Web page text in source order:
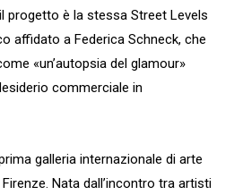
progetto è la stessa Street Levels
affidato a Federica Schneck, che
«un’autopsia del glamour»
commerciale in
galleria internazionale di arte
Nata dall’incontro tra artisti